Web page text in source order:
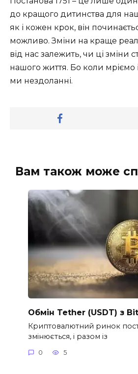
до кращого дитинства для
як і кожен крок, він
можливо. Зміни на краще
від нас залежить, чи ці зміни
нашого життя. Бо коли мріємо
ми нездоланні.
Вам також може
Обмін Tether (USDT) з
Криптовалютний ринок
змінюється, і разом із
0 5